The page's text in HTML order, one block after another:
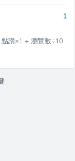
1
讚×1 + 瀏覽數÷10